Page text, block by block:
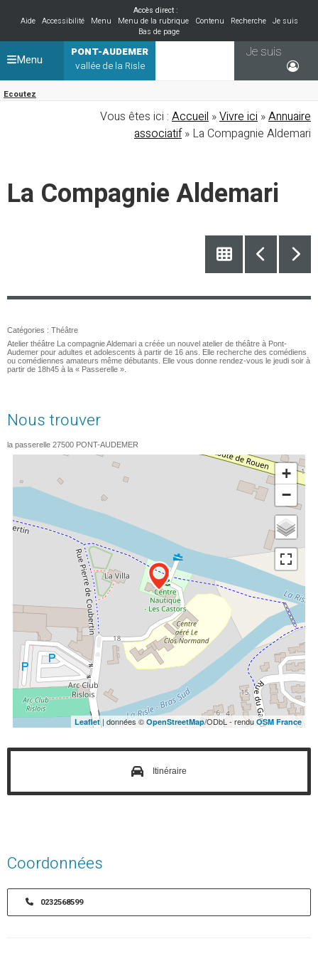
Accès direct :
Aide
Accessibilité Menu Menu de la rubrique Contenu Recherche
Je suis
Bas de page
PONT-AUDEMER
vallée de la Risle
Ecoutez
Je suis
Menu
Vous êtes ici : Accueil »Vivre ici »Annuaire
associatif» La Compagnie Aldemari
La Compagnie Aldemari
Catégories : Théâtre
Atelier théâtre La compagnie Aldemari a créée un nouvel atelier de théâtre à Pont-
Audemer pour adultes et adolescents à partir de 16 ans. Elle recherche des comédiens
ou comédiennes amateurs même débutants. Elle vous donne rendez-vous le jeudi soir à
partir de 18h45 à la « Passerelle ».
Nous trouver
la passerelle 27500 PONT-AUDEMER
+
−
Leaflet| données © OpenStreetMap/ODbL - rendu OSM France
Itinéraire
Coordonnées
0232568599